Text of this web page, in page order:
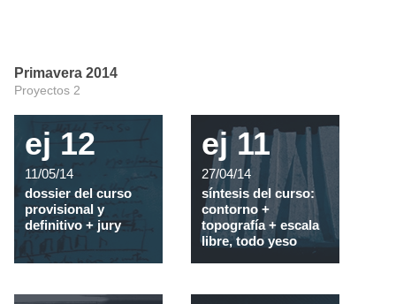
Primavera 2014
Proyectos 2
ej 12
11/05/14
dossier del curso
provisional y
definitivo + jury
ej 11
27/04/14
síntesis del curso:
contorno +
topografía + escala
libre, todo yeso